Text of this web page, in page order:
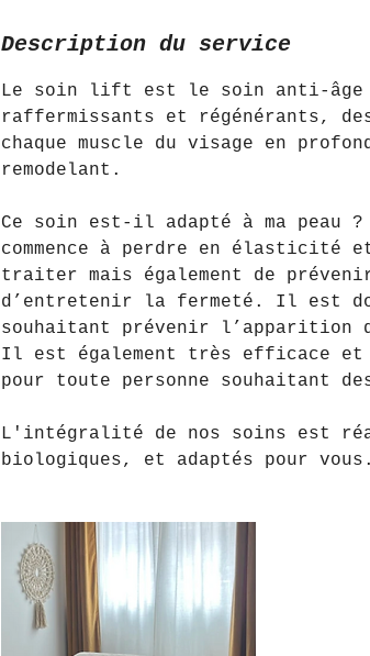
m
n
Description du service
Le soin lift est le soin anti-âge
raffermissants et régénérants,
chaque muscle du visage en
remodelant.
Ce soin est-il adapté à ma peau
commence à perdre en
traiter mais également de
d’entretenir la fermeté. Il est
souhaitant prévenir l’apparition
Il est également très efficace et
pour toute personne souhaitant
L'intégralité de nos soins est
biologiques, et adaptés pour vous.